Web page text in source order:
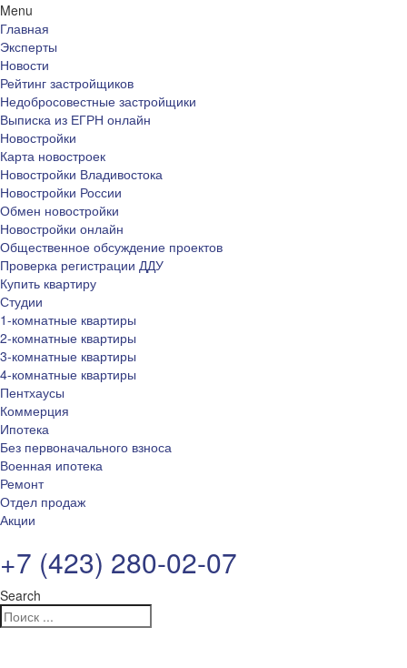
Menu
Главная
Эксперты
Новости
Рейтинг застройщиков
Недобросовестные застройщики
Выписка из ЕГРН онлайн
Новостройки
Карта новостроек
Новостройки Владивостока
Новостройки России
Обмен новостройки
Новостройки онлайн
Общественное обсуждение проектов
Проверка регистрации ДДУ
Купить квартиру
Студии
1-комнатные квартиры
2-комнатные квартиры
3-комнатные квартиры
4-комнатные квартиры
Пентхаусы
Коммерция
Ипотека
Без первоначального взноса
Военная ипотека
Ремонт
Отдел продаж
Акции
+7 (423) 280-02-07
Search